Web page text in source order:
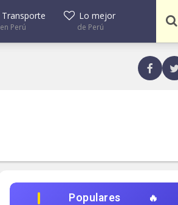
Transporte
en Perú
Lo mejor
de Perú
Populares